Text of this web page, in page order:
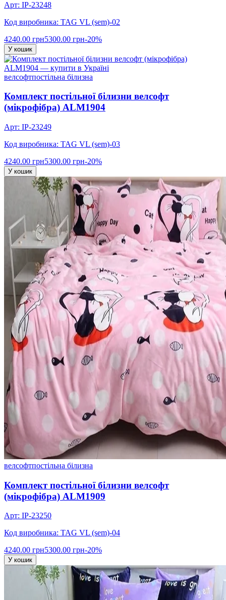
Арт: IP-23248
Код виробника: TAG VL (sem)-02
4240.00 грн5300.00 грн-20%
У кошик
велсофтпостільна білизна
Комплект постільної білизни велсофт
(мікрофібра) ALM1904
Арт: IP-23249
Код виробника: TAG VL (sem)-03
4240.00 грн5300.00 грн-20%
У кошик
велсофтпостільна білизна
Комплект постільної білизни велсофт
(мікрофібра) ALM1909
Арт: IP-23250
Код виробника: TAG VL (sem)-04
4240.00 грн5300.00 грн-20%
У кошик